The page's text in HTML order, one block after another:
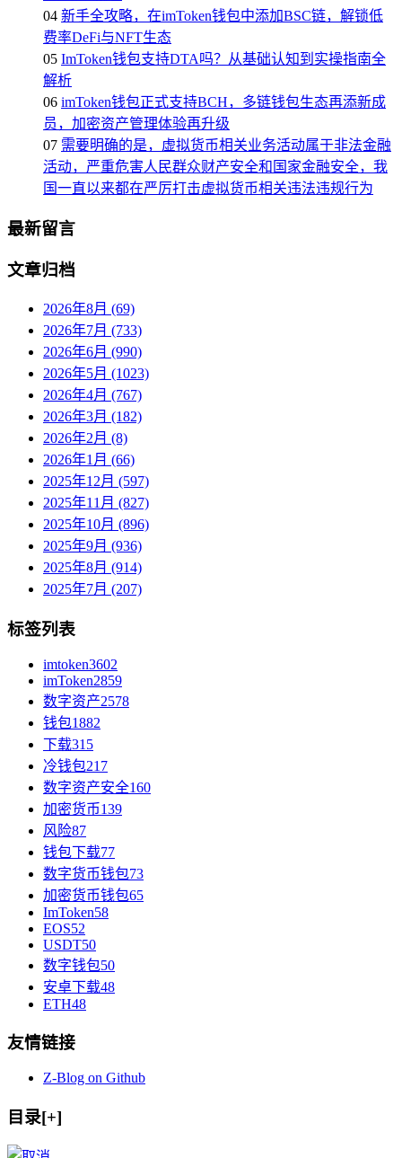
04 新手全攻略，在imToken钱包中添加BSC链，解锁低
费率DeFi与NFT生态
05 ImToken钱包支持DTA吗？从基础认知到实操指南全
解析
06 imToken钱包正式支持BCH，多链钱包生态再添新成
员，加密资产管理体验再升级
07 需要明确的是，虚拟货币相关业务活动属于非法金融
活动，严重危害人民群众财产安全和国家金融安全，我
国一直以来都在严厉打击虚拟货币相关违法违规行为
最新留言
文章归档
2026年8月 (69)
2026年7月 (733)
2026年6月 (990)
2026年5月 (1023)
2026年4月 (767)
2026年3月 (182)
2026年2月 (8)
2026年1月 (66)
2025年12月 (597)
2025年11月 (827)
2025年10月 (896)
2025年9月 (936)
2025年8月 (914)
2025年7月 (207)
标签列表
imtoken3602
imToken2859
数字资产2578
钱包1882
下载315
冷钱包217
数字资产安全160
加密货币139
风险87
钱包下载77
数字货币钱包73
加密货币钱包65
ImToken58
EOS52
USDT50
数字钱包50
安卓下载48
ETH48
友情链接
Z-Blog on Github
目录[+]